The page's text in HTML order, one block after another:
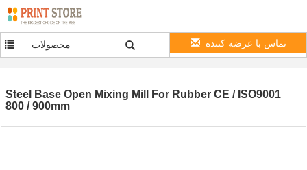
محصولات تماس با عرضه کننده
Steel Base Open Mixing Mill For Rubber CE / ISO9001
800 / 900mm